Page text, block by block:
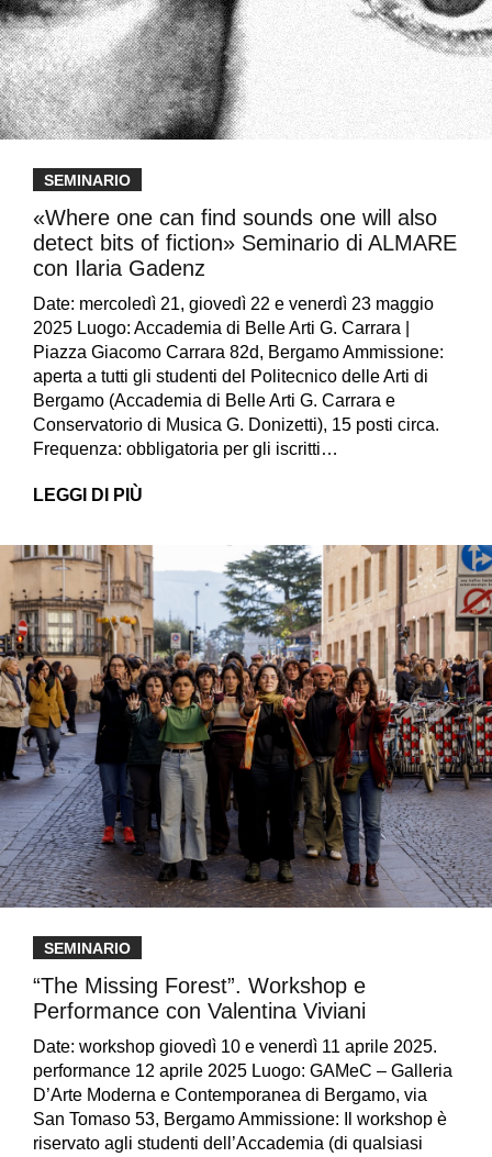
SEMINARIO
«Where one can find sounds one will also
detect bits of fiction» Seminario di ALMARE
con Ilaria Gadenz
Date: mercoledì 21, giovedì 22 e venerdì 23 maggio
2025 Luogo: Accademia di Belle Arti G. Carrara |
Piazza Giacomo Carrara 82d, Bergamo Ammissione:
aperta a tutti gli studenti del Politecnico delle Arti di
Bergamo (Accademia di Belle Arti G. Carrara e
Conservatorio di Musica G. Donizetti), 15 posti circa.
Frequenza: obbligatoria per gli iscritti…
LEGGI DI PIÙ
SEMINARIO
“The Missing Forest”. Workshop e
Performance con Valentina Viviani
Date: workshop giovedì 10 e venerdì 11 aprile 2025.
performance 12 aprile 2025 Luogo: GAMeC – Galleria
D’Arte Moderna e Contemporanea di Bergamo, via
San Tomaso 53, Bergamo Ammissione: Il workshop è
riservato agli studenti dell’Accademia (di qualsiasi